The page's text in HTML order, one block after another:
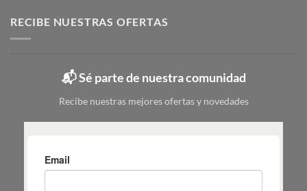
|tipos,
según
espacio
RECIBE NUESTRAS OFERTAS
📬 Sé parte de nuestra comunidad
Recibe nuestras mejores ofertas y novedades